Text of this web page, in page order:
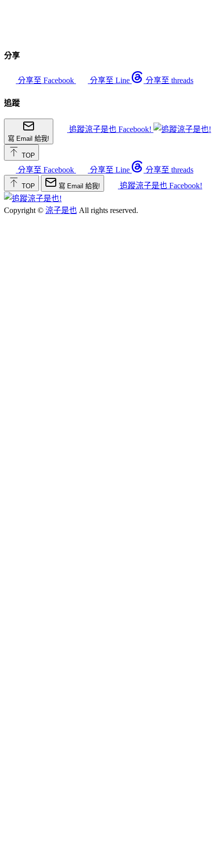
分享
分享至 Facebook 分享至 Line 分享至 threads
追蹤
寫 Email 給我!
追蹤涼子是也 Facebook!
TOP
分享至 Facebook 分享至 Line 分享至 threads
TOP 寫 Email 給我! 追蹤涼子是也 Facebook!
Copyright © 涼子是也 All rights reserved.